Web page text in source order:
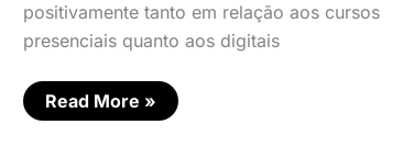
positivamente tanto em relação aos cursos
presenciais quanto aos digitais
Read More »